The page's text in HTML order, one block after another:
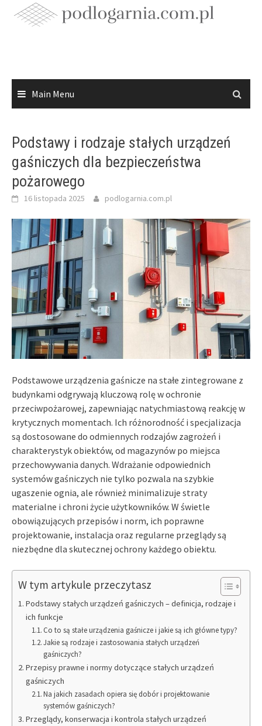
Main Menu
Podstawy i rodzaje stałych urządzeń
gaśniczych dla bezpieczeństwa
pożarowego
16 listopada 2025 podlogarnia.com.pl
Podstawowe urządzenia gaśnicze na stałe zintegrowane z
budynkami odgrywają kluczową rolę w ochronie
przeciwpożarowej, zapewniając natychmiastową reakcję w
krytycznych momentach. Ich różnorodność i specjalizacja
są dostosowane do odmiennych rodzajów zagrożeń i
charakterystyk obiektów, od magazynów po miejsca
przechowywania danych. Wdrażanie odpowiednich
systemów gaśniczych nie tylko pozwala na szybkie
ugaszenie ognia, ale również minimalizuje straty
materialne i chroni życie użytkowników. W świetle
obowiązujących przepisów i norm, ich poprawne
projektowanie, instalacja oraz regularne przeglądy są
niezbędne dla skutecznej ochrony każdego obiektu.
W tym artykule przeczytasz
Podstawy stałych urządzeń gaśniczych – definicja, rodzaje i
ich funkcje
Co to są stałe urządzenia gaśnicze i jakie są ich główne typy?
Jakie są rodzaje i zastosowania stałych urządzeń
gaśniczych?
Przepisy prawne i normy dotyczące stałych urządzeń
gaśniczych
Na jakich zasadach opiera się dobór i projektowanie
systemów gaśniczych?
Przeglądy, konserwacja i kontrola stałych urządzeń